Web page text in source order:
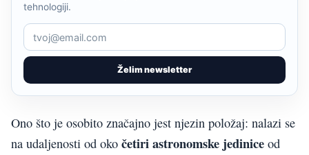
Želim newsletter
tehnologiji.
Ono što je osobito značajno jest njezin položaj: nalazi se
na udaljenosti od oko četiri astronomske jedinice od